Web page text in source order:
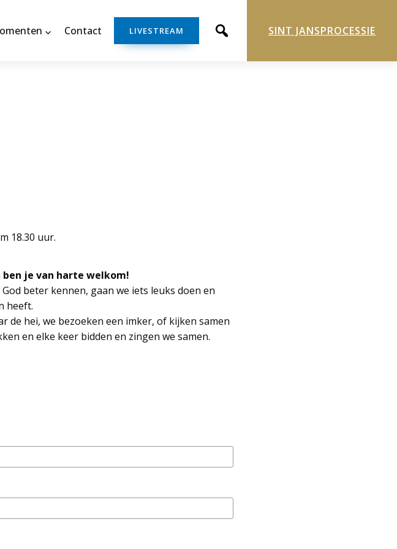
Contact LIVESTREAM SINT JANSPROCESSIE
18.30 uur.
ben je van harte welkom!
beter kennen, gaan we iets leuks doen en
heeft.
de hei, we bezoeken een imker, of kijken samen
en elke keer bidden en zingen we samen.